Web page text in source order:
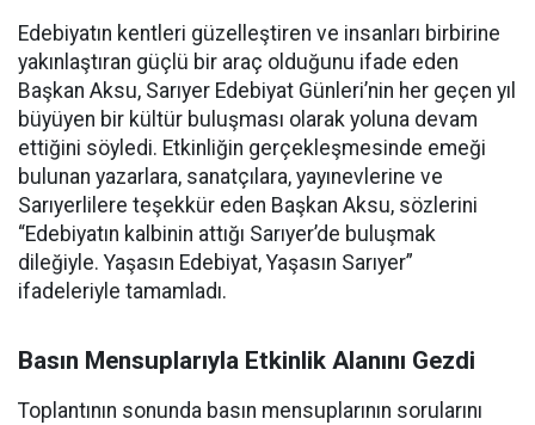
Edebiyatın kentleri güzelleştiren ve insanları birbirine
yakınlaştıran güçlü bir araç olduğunu ifade eden
Başkan Aksu, Sarıyer Edebiyat Günleri’nin her geçen yıl
büyüyen bir kültür buluşması olarak yoluna devam
ettiğini söyledi. Etkinliğin gerçekleşmesinde emeği
bulunan yazarlara, sanatçılara, yayınevlerine ve
Sarıyerlilere teşekkür eden Başkan Aksu, sözlerini
“Edebiyatın kalbinin attığı Sarıyer’de buluşmak
dileğiyle. Yaşasın Edebiyat, Yaşasın Sarıyer”
ifadeleriyle tamamladı.
Basın Mensuplarıyla Etkinlik Alanını Gezdi
Toplantının sonunda basın mensuplarının sorularını